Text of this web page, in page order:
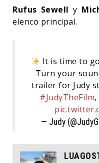
Rufus Sewell y
elenco principal.
It is time to
Turn your
trailer for Judy
#JudyTheFilm
— Judy